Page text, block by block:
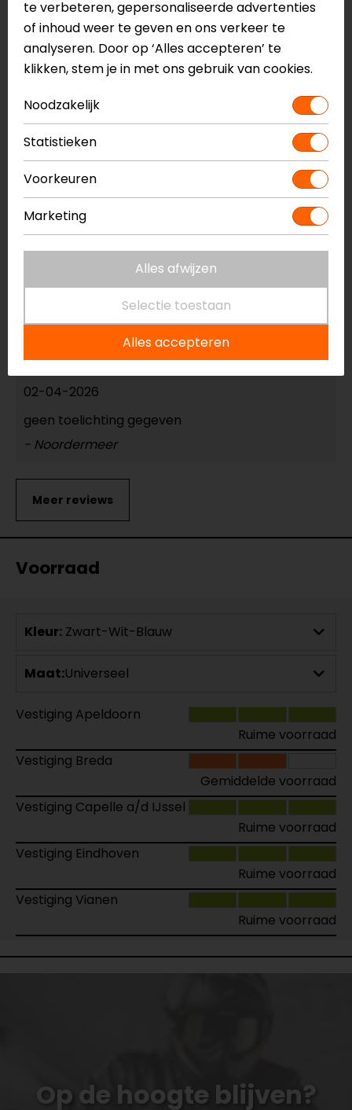
20-05-2026
geen toelichting gegeven
geen toelichting gegeven
M’n vrouw vind t supermooi en fijn om te dragen
- Lesilolo
02-04-2026
geen toelichting gegeven
- Noordermeer
Voorraad
Kleur: Zwart-Wit-Blauw
Maat:Universeel
Vestiging Apeldoorn
Ruime voorraad
Vestiging Breda
Gemiddelde voorraad
Vestiging Capelle a/d IJssel
Ruime voorraad
Vestiging Eindhoven
Ruime voorraad
Vestiging Vianen
Ruime voorraad
Op de hoogte blijven?
te verbeteren, gepersonaliseerde advertenties
of inhoud weer te geven en ons verkeer te
analyseren. Door op ‘Alles accepteren’ te
klikken, stem je in met ons gebruik van cookies.
Noodzakelijk
Statistieken
Voorkeuren
Marketing
Alles afwijzen
Selectie toestaan
Alles accepteren